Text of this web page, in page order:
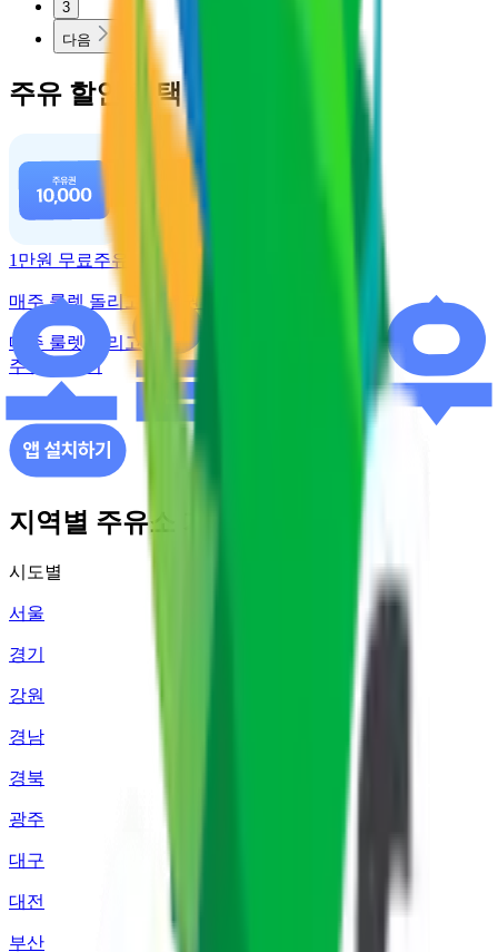
3
다음
주유 할인 혜택
1만원 무료주유
매주 룰렛 돌리고 주유권 받기
매주 룰렛 돌리고
주유권 받기
지역별 주유소 가격 정보
시도별
서울
경기
강원
경남
경북
광주
대구
대전
부산